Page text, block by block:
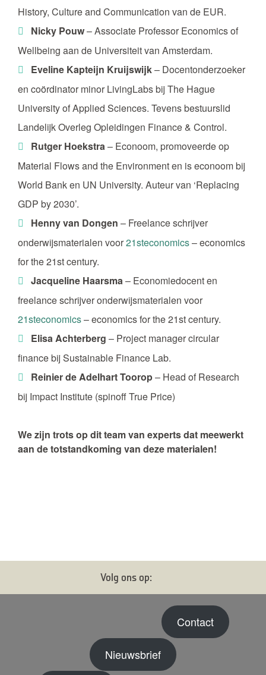
History, Culture and Communication van de EUR.
Nicky Pouw– Associate Professor Economics of
Wellbeing aan de Universiteit van Amsterdam.
Eveline Kapteijn Kruijswijk– Docentonderzoeker
en coördinator minor LivingLabs bij The Hague
University of Applied Sciences. Tevens bestuurslid
Landelijk Overleg Opleidingen Finance & Control.
Rutger Hoekstra– Econoom, promoveerde op
Material Flows and the Environment en is econoom bij
World Bank en UN University. Auteur van ‘Replacing
GDP by 2030’.
Henny van Dongen – Freelance schrijver
onderwijsmaterialen voor21steconomics– economics
for the 21st century.
Jacqueline Haarsma– Economiedocent en
freelance schrijver onderwijsmaterialen voor
21steconomics– economics for the 21st century.
Elisa Achterberg – Project manager circular
finance bij Sustainable Finance Lab.
Reinier de Adelhart Toorop– Head of Research
bij Impact Institute (spinoff True Price)
We zijn trots op dit team van experts dat meewerkt
aan de totstandkoming van deze materialen!
Volg ons op:
Contact
Nieuwsbrief